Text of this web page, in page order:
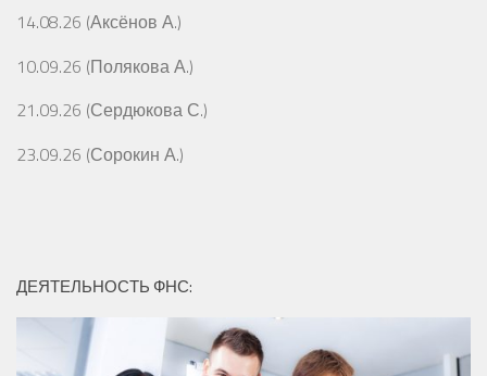
14.08.26 (Аксёнов А.)
10.09.26 (Полякова А.)
21.09.26 (Сердюкова С.)
23.09.26 (Сорокин А.)
ДЕЯТЕЛЬНОСТЬ ФНС: